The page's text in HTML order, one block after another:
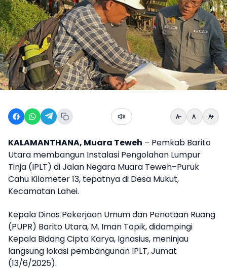
KALAMANTHANA, Muara Teweh – Pemkab Barito
Utara membangun Instalasi Pengolahan Lumpur
Tinja (IPLT) di Jalan Negara Muara Teweh–Puruk
Cahu Kilometer 13, tepatnya di Desa Mukut,
Kecamatan Lahei.
Kepala Dinas Pekerjaan Umum dan Penataan Ruang
(PUPR) Barito Utara, M. Iman Topik, didampingi
Kepala Bidang Cipta Karya, Ignasius, meninjau
langsung lokasi pembangunan IPLT, Jumat
(13/6/2025).